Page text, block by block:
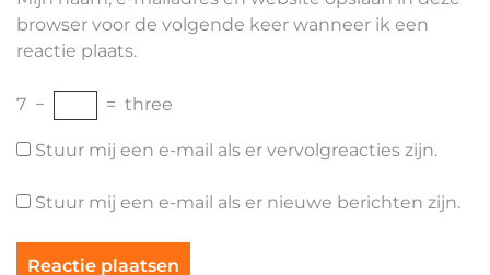
browser voor de volgende keer wanneer ik een
reactie plaats.
7 − = three
Stuur mij een e-mail als er vervolgreacties zijn.
Stuur mij een e-mail als er nieuwe berichten zijn.